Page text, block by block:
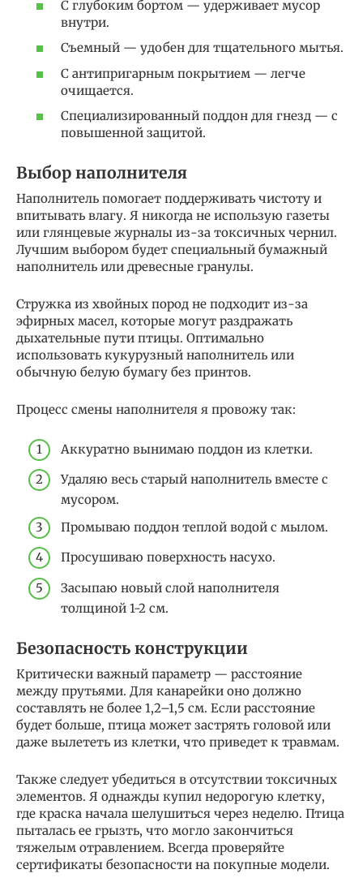
С глубоким бортом — удерживает мусор
внутри.
Съемный — удобен для тщательного мытья.
С антипригарным покрытием — легче
очищается.
Специализированный поддон для гнезд — с
повышенной защитой.
Выбор наполнителя
Наполнитель помогает поддерживать чистоту и
впитывать влагу. Я никогда не использую газеты
или глянцевые журналы из-за токсичных чернил.
Лучшим выбором будет специальный бумажный
наполнитель или древесные гранулы.
Стружка из хвойных пород не подходит из-за
эфирных масел, которые могут раздражать
дыхательные пути птицы. Оптимально
использовать кукурузный наполнитель или
обычную белую бумагу без принтов.
Процесс смены наполнителя я провожу так:
Аккуратно вынимаю поддон из клетки.
Удаляю весь старый наполнитель вместе с
мусором.
Промываю поддон теплой водой с мылом.
Просушиваю поверхность насухо.
Засыпаю новый слой наполнителя
толщиной 1-2 см.
Безопасность конструкции
Критически важный параметр — расстояние
между прутьями. Для канарейки оно должно
составлять не более 1,2–1,5 см. Если расстояние
будет больше, птица может застрять головой или
даже вылететь из клетки, что приведет к травмам.
Также следует убедиться в отсутствии токсичных
элементов. Я однажды купил недорогую клетку,
где краска начала шелушиться через неделю. Птица
пыталась ее грызть, что могло закончиться
тяжелым отравлением. Всегда проверяйте
сертификаты безопасности на покупные модели.